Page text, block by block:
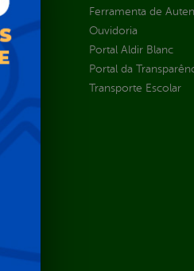
Ferramenta de
Ouvidoria
Portal Aldir Blanc
Portal da
Transporte Escolar